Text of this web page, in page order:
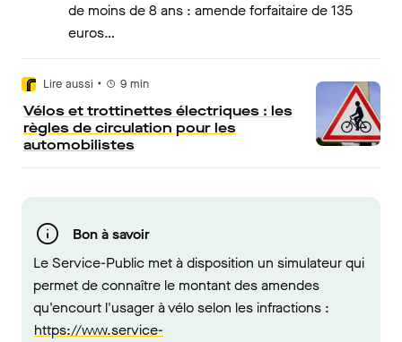
de moins de 8 ans : amende forfaitaire de 135
euros…
Lire aussi • 9 min
Vélos et trottinettes électriques : les
règles de circulation pour les
automobilistes
Bon à savoir
Le Service-Public met à disposition un simulateur qui
permet de connaître le montant des amendes
qu'encourt l'usager à vélo selon les infractions :
https://www.service-